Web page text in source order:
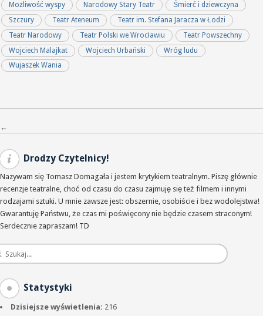
Możliwość wyspy
Narodowy Stary Teatr
Śmierć i dziewczyna
Szczury
Teatr Ateneum
Teatr im. Stefana Jaracza w Łodzi
Teatr Narodowy
Teatr Polski we Wrocławiu
Teatr Powszechny
Wojciech Malajkat
Wojciech Urbański
Wróg ludu
Wujaszek Wania
Nawigacja po wpisach
←
Drodzy Czytelnicy!
Nazywam się Tomasz Domagała i jestem krytykiem teatralnym. Piszę głównie
recenzje teatralne, choć od czasu do czasu zajmuję się też filmem i innymi
rodzajami sztuki. U mnie zawsze jest: obszernie, osobiście i bez wodolejstwa!
Gwarantuję Państwu, że czas mi poświęcony nie będzie czasem straconym!
Serdecznie zapraszam! TD
Statystyki
Dzisiejsze wyświetlenia: 216